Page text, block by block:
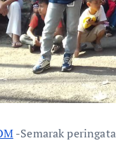
-Semarak